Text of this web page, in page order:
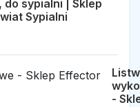
do sypialni | Sklep
Sypialni
-